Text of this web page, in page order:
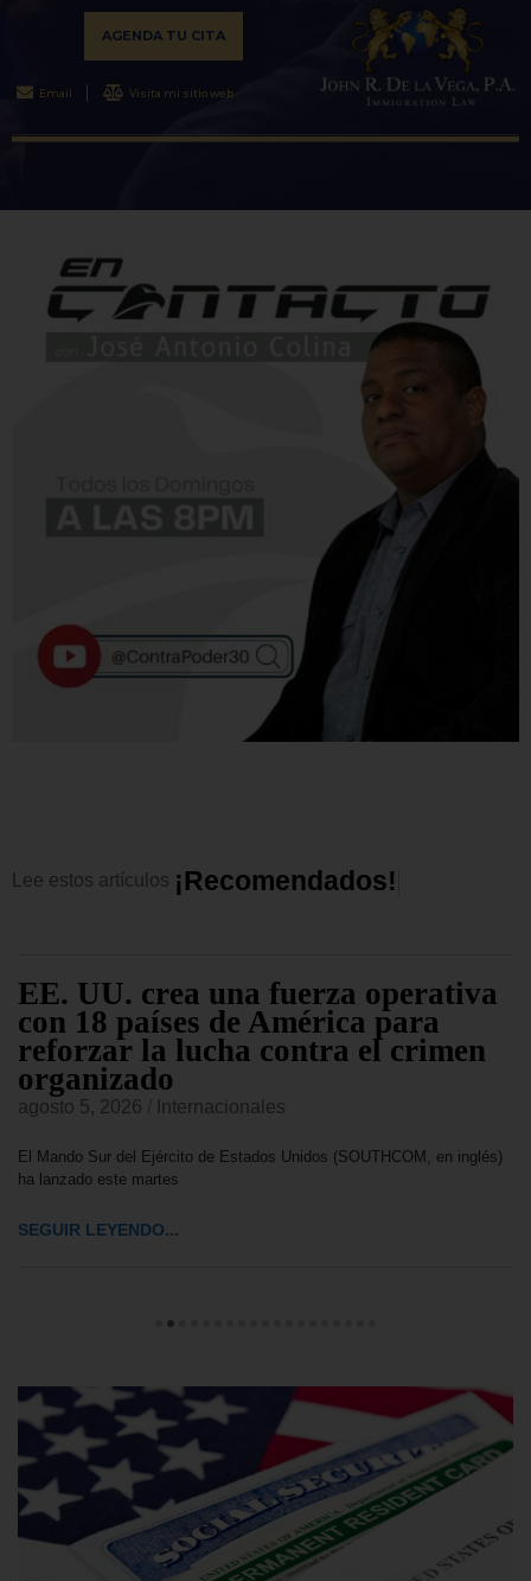
AGENDA TU CITA
Email Visita mi sitio web
Lee estos artículos ¡Recomend ad os!
EE. UU. crea una fuerza operativa
con 18 países de América para
reforzar la lucha contra el crimen
organizado
agosto 5, 2026 Internacionales
El Mando Sur del Ejército de Estados Unidos (SOUTHCOM, en inglés)
ha lanzado este martes
SEGUIR LEYENDO...